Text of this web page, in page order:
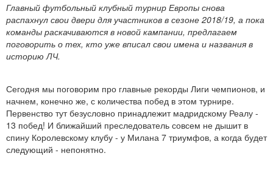
Главный футбольный клубный турнир Европы снова
распахнул свои двери для участников в сезоне 2018/19, а пока
команды раскачиваются в новой кампании, предлагаем
поговорить о тех, кто уже вписал свои имена и названия в
историю ЛЧ.
Сегодня мы поговорим про главные рекорды Лиги чемпионов, и
начнем, конечно же, с количества побед в этом турнире.
Первенство тут безусловно принадлежит мадридскому Реалу -
13 побед! И ближайший преследователь совсем не дышит в
спину Королевскому клубу - у Милана 7 триумфов, а когда будет
следующий - непонятно.